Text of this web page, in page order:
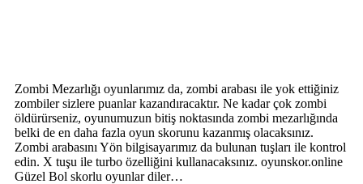
Zombi Mezarlığı oyunlarımız da, zombi arabası ile yok ettiğiniz
zombiler sizlere puanlar kazandıracaktır. Ne kadar çok zombi
öldürürseniz, oyunumuzun bitiş noktasında zombi mezarlığında
belki de en daha fazla oyun skorunu kazanmış olacaksınız.
Zombi arabasını Yön bilgisayarımız da bulunan tuşları ile kontrol
edin. X tuşu ile turbo özelliğini kullanacaksınız. oyunskor.online
Güzel Bol skorlu oyunlar diler…